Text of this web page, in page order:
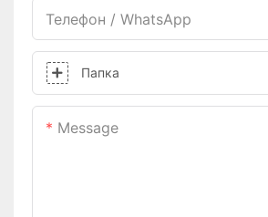
Телефон / WhatsApp
Папка
Message